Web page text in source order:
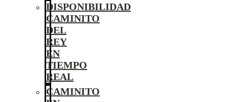
DISPONIBILIDAD
CAMINITO
DEL
REY
EN
TIEMPO
REAL
CAMINITO